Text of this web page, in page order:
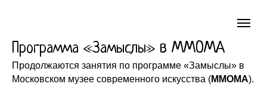
Программа «Замыслы» в ММОМА
Продолжаются занятия по программе «Замыслы» в
Московском музее современного искусства (ММОМА).